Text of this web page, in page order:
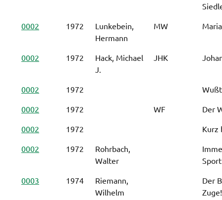
0002
1972
Lunkebein,
Hermann
MW
0002 1972
Hack, Michael
J.
JHK
0002 1972
0002
1972 WF
Der
0002
1972
Kurz
0002
1972
Rohrbach,
Walter
0003
1974
Riemann,
Wilhelm
Der
Zuge!